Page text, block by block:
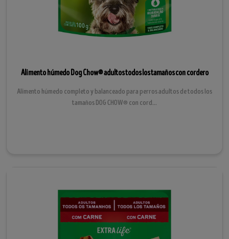
Alimento húmedo Dog Chow® adultos todos los tamaños con cordero
Alimento húmedo completo y balanceado para perros adultos de todos los
tamaños DOG CHOW® con cord...